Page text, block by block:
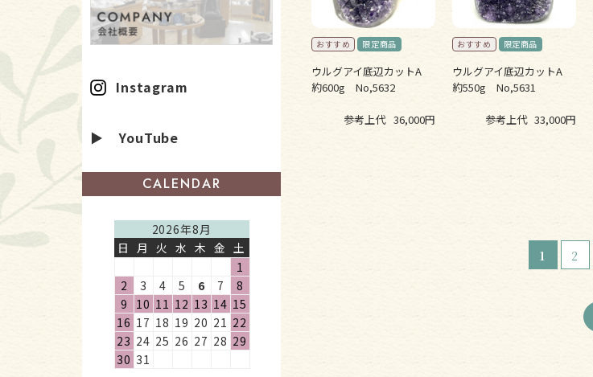
ウルグアイ底辺カットA
約600g No,5632
参考上代 36,000円
ウルグアイ底辺カットA
約550g No,5631
参考上代 33,000円
1 2
Instagram
▶ YouTube
CALENDAR
2026年8月
日
月 火 水 木 金 土
1
2
3 4 5 6 7
8
9
10 11 12 13 14 15
16 17 18 19 20 21 22
23 24 25 26 27 28 29
30 31